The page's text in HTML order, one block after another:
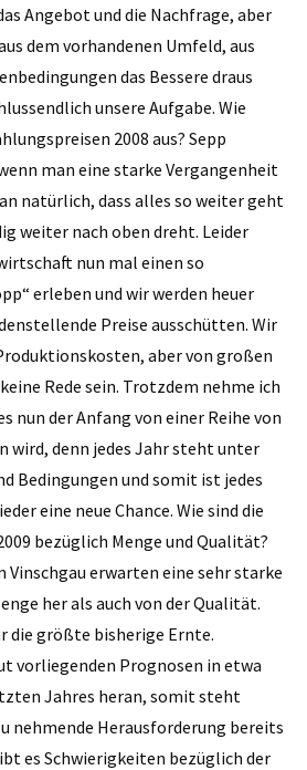
Angebot und die Nachfrage, aber
dem vorhandenen Umfeld, aus
das Bessere draus
unsere Aufgabe. Wie
2008 aus? Sepp
man eine starke Vergangenheit
natürlich, dass alles so weiter geht
weiter nach oben dreht. Leider
nun mal einen so
erleben und wir werden heuer
Preise ausschütten. Wir
aber von großen
Rede sein. Trotzdem nehme ich
nun der Anfang von einer Reihe von
wird, denn jedes Jahr steht unter
Bedingungen und somit ist jedes
eine neue Chance. Wie sind die
bezüglich Menge und Qualität?
Vinschgau erwarten eine sehr starke
her als auch von der Qualität.
die größte bisherige Ernte.
vorliegenden Prognosen in etwa
Jahres heran, somit steht
nehmende Herausforderung bereits
es Schwierigkeiten bezüglich der